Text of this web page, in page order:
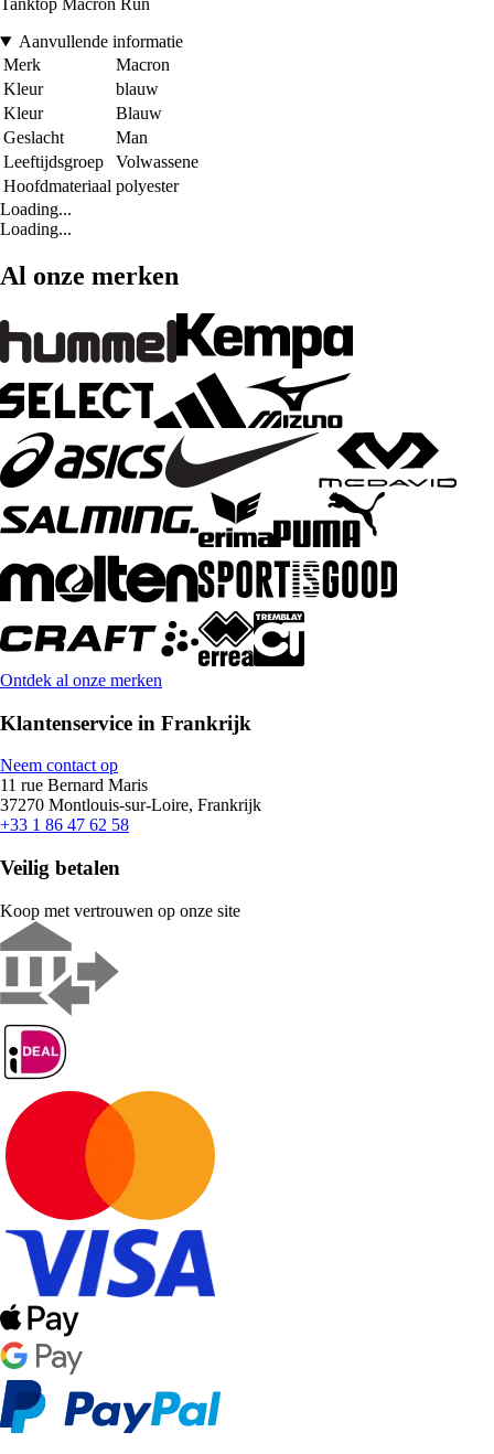
Tanktop Macron Run
Aanvullende informatie
Merk
Macron
Kleur
blauw
Kleur
Blauw
Geslacht
Man
Leeftijdsgroep
Volwassene
Hoofdmateriaal polyester
Loading...
Loading...
Al onze merken
Ontdek al onze merken
Klantenservice in Frankrijk
Neem contact op
11 rue Bernard Maris
37270 Montlouis-sur-Loire, Frankrijk
+33 1 86 47 62 58
Veilig betalen
Koop met vertrouwen op onze site